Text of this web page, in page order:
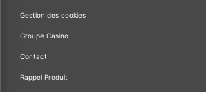
Gestion des cookies
Groupe Casino
Contact
Rappel Produit